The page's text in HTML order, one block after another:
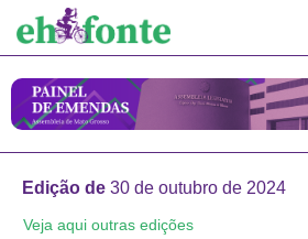
Edição de 30 de outubro de 2024
Veja aqui outras edições